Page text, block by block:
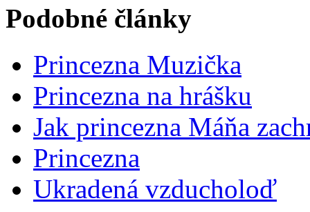
Podobné články
Princezna Muzička
Princezna na hrášku
Jak princezna Máňa
Princezna
Ukradená vzducholoď